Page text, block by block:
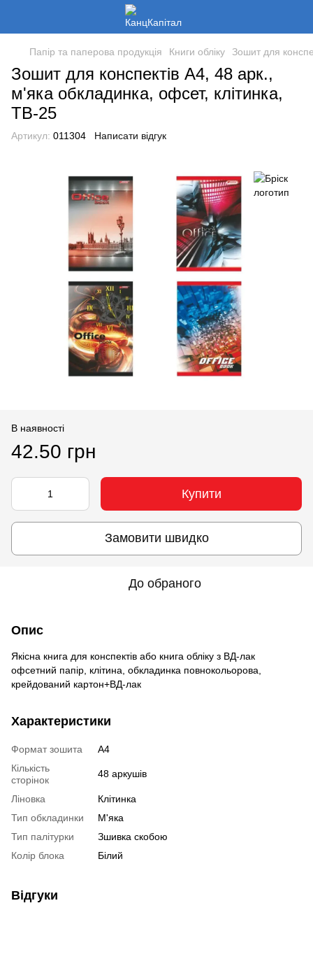
Папір та паперова продукція Книги обліку Зошит для
Зошит для конспектів А4, 48 арк.,
м'яка обкладинка, офсет, клiтинка,
ТВ-25
Артикул: 011304 Написати відгук
В наявності
42.50 грн
Купити
Замовити швидко
До обраного
Опис
Якісна книга для конспектів або книга обліку з ВД-лак
офсетний папір, клітина, обкладинка повнокольорова,
крейдований картон+ВД-лак
Характеристики
Формат зошита
А4
Кількість
сторінок
48 аркушів
Ліновка
Клітинка
Тип обкладинки
М'яка
Тип палітурки
Зшивка скобою
Колір блока
Білий
Відгуки